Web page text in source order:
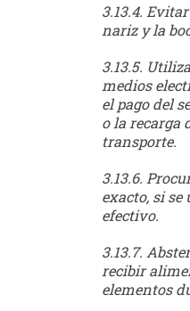
3.13.4.
nariz y la
3.13.5.
medios
el pago del
o la recarga
transporte.
3.13.6.
exacto, si
efectivo.
3.13.7.
recibir
elementos